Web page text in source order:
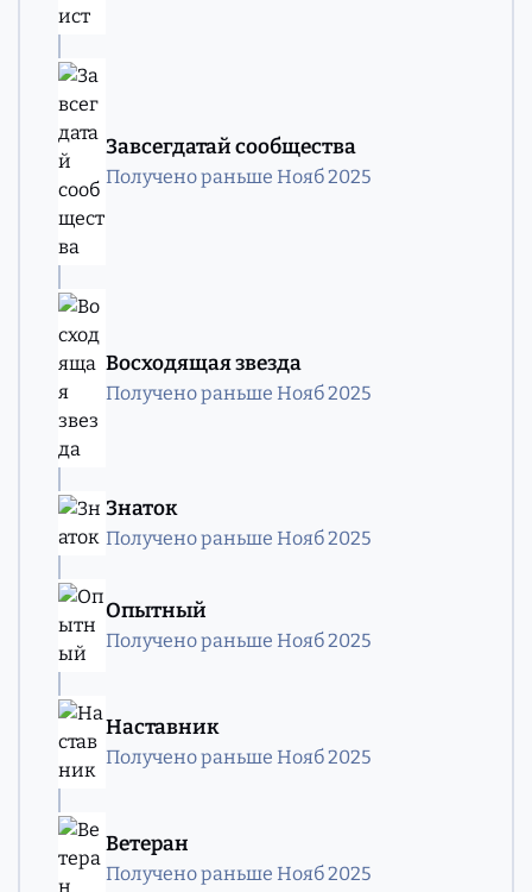
Завсегдатай сообщества
Получено раньше Нояб 2025
Восходящая звезда
Получено раньше Нояб 2025
Знаток
Получено раньше Нояб 2025
Опытный
Получено раньше Нояб 2025
Наставник
Получено раньше Нояб 2025
Ветеран
Получено раньше Нояб 2025